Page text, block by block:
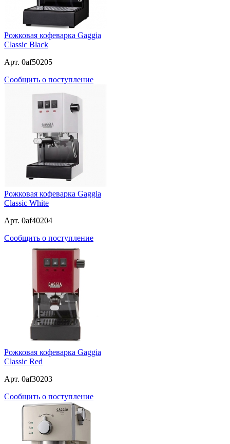
Рожковая кофеварка Gaggia
Classic Black
Арт. 0af50205
Сообщить о поступление
Рожковая кофеварка Gaggia
Classic White
Арт. 0af40204
Сообщить о поступление
Рожковая кофеварка Gaggia
Classic Red
Арт. 0af30203
Сообщить о поступление